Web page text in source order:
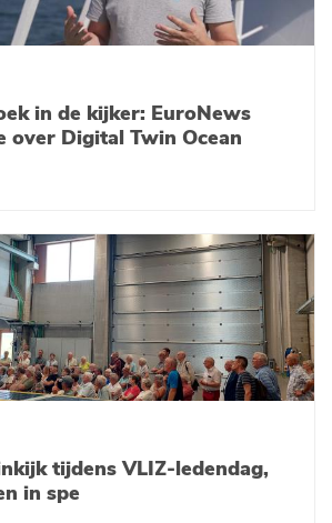
in de kijker: EuroNews
over Digital Twin Ocean
tijdens VLIZ-ledendag,
in spe